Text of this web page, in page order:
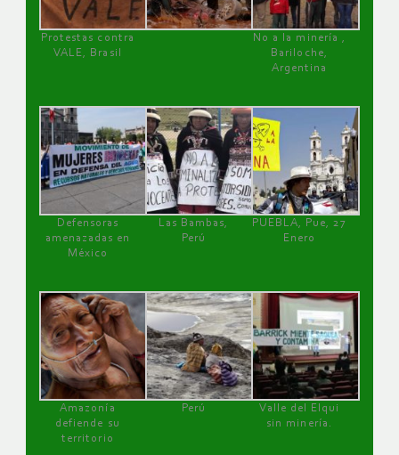
Protestas contra
VALE, Brasil
No a la minería ,
Bariloche,
Argentina
Defensoras
amenazadas en
México
Las Bambas,
Perú
PUEBLA, Pue, 27
Enero
Amazonía
defiende su
territorio
Perú
Valle del Elqui
sin minería.